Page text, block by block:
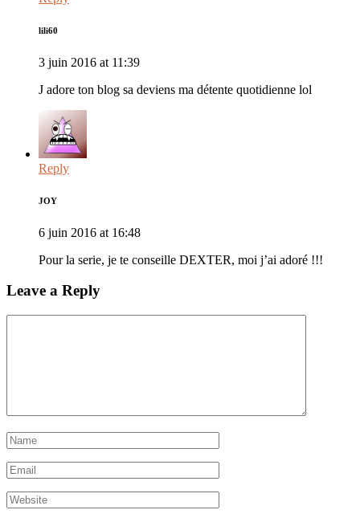
lili60
3 juin 2016 at 11:39
J adore ton blog sa deviens ma détente quotidienne lol
Reply
JOY
6 juin 2016 at 16:48
Pour la serie, je te conseille DEXTER, moi j’ai adoré !!!
Leave a Reply